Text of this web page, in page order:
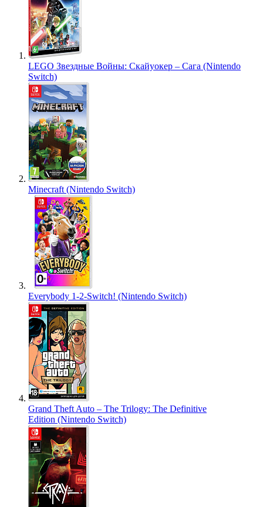
LEGO Звездные Войны: Скайуокер – Сага (Nintendo
Switch)
Minecraft (Nintendo Switch)
Everybody 1-2-Switch! (Nintendo Switch)
Grand Theft Auto – The Trilogy: The Definitive
Edition (Nintendo Switch)